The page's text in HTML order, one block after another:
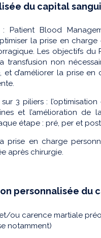
du capital
Patient Blood
la prise en
Les objectifs du
non
et d’améliorer la prise
3 piliers :
et l’amélioration de
étape : pré, per et
prise en charge
après chirurgie.
personnalisée du
ou carence martiale
notamment)